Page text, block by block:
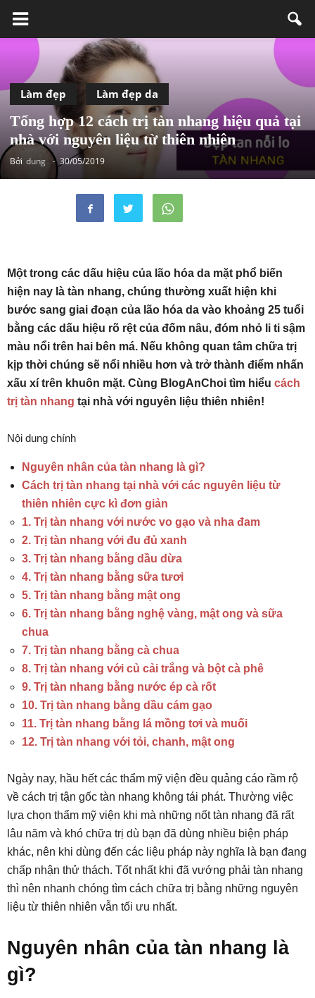
Làm đẹp Làm đẹp da
Tổng hợp 12 cách trị tàn nhang hiệu quả tại
nhà với nguyên liệu từ thiên nhiên
Bởi dung - 30/05/2019
Một trong các dấu hiệu của lão hóa da mặt phổ biến
hiện nay là tàn nhang, chúng thường xuất hiện khi
bước sang giai đoạn của lão hóa da vào khoảng 25 tuổi
bằng các dấu hiệu rõ rệt của đốm nâu, đóm nhỏ li ti sậm
màu nổi trên hai bên má. Nếu không quan tâm chữa trị
kịp thời chúng sẽ nổi nhiều hơn và trở thành điểm nhấn
xấu xí trên khuôn mặt. Cùng BlogAnChoi tìm hiểu cách
trị tàn nhang tại nhà với nguyên liệu thiên nhiên!
Nội dung chính
Nguyên nhân của tàn nhang là gì?
Cách trị tàn nhang tại nhà với các nguyên liệu từ
thiên nhiên cực kì đơn giản
1. Trị tàn nhang với nước vo gạo và nha đam
2. Trị tàn nhang với đu đủ xanh
3. Trị tàn nhang bằng dầu dừa
4. Trị tàn nhang bằng sữa tươi
5. Trị tàn nhang bằng mật ong
6. Trị tàn nhang bằng nghệ vàng, mật ong và sữa
chua
7. Trị tàn nhang bằng cà chua
8. Trị tàn nhang với củ cải trắng và bột cà phê
9. Trị tàn nhang bằng nước ép cà rốt
10. Trị tàn nhang bằng dầu cám gạo
11. Trị tàn nhang bằng lá mồng tơi và muối
12. Trị tàn nhang với tỏi, chanh, mật ong
Ngày nay, hầu hết các thẩm mỹ viện đều quảng cáo rầm rộ
về cách trị tận gốc tàn nhang không tái phát. Thường việc
lựa chọn thẩm mỹ viện khi mà những nốt tàn nhang đã rất
lâu năm và khó chữa trị dù bạn đã dùng nhiều biện pháp
khác, nên khi dùng đến các liệu pháp này nghĩa là bạn đang
chấp nhận thử thách. Tốt nhất khi đã vướng phải tàn nhang
thì nên nhanh chóng tìm cách chữa trị bằng những nguyên
liệu từ thiên nhiên vẫn tối ưu nhất.
Nguyên nhân của tàn nhang là
gì?